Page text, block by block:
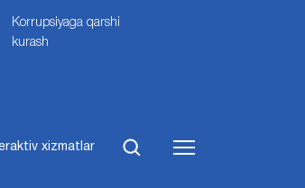
Korrupsiyaga qarshi
kurash
xizmatlar